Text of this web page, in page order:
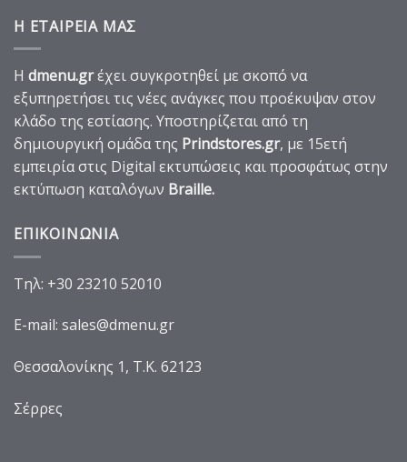
Η ΕΤΑΙΡΕΙΑ ΜΑΣ
Η dmenu.grέχει συγκροτηθεί με σκοπό να
εξυπηρετήσει τις νέες ανάγκες που προέκυψαν στον
κλάδο της εστίασης. Υποστηρίζεται από τη
δημιουργική ομάδα της Prindstores.gr, με 15ετή
εμπειρία στις Digital εκτυπώσεις και προσφάτως στην
εκτύπωση καταλόγων Braille.
ΕΠΙΚΟΙΝΩΝΙΑ
Τηλ: +30 23210 52010
E-mail: sales@dmenu.gr
Θεσσαλονίκης 1, Τ.Κ. 62123
Σέρρες